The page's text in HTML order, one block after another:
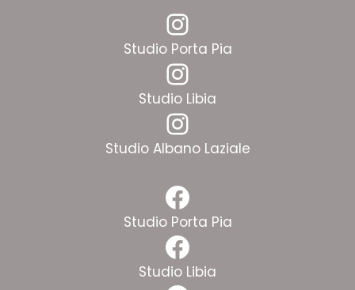
Instagram
Studio Porta Pia
Instagram
Studio Libia
Instagram
Studio Albano Laziale
Facebook
Studio Porta Pia
Facebook
Studio Libia